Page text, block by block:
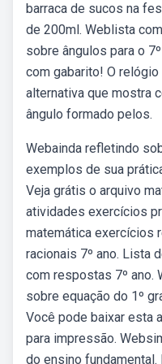
barraca de sucos na
de 200ml. Weblista
sobre ângulos para o
com gabarito! O
alternativa que mostra
ângulo formado pelos.
Webainda refletindo
exemplos de sua
Veja grátis o arquivo
atividades exercícios
matemática exercícios
racionais 7º ano. Lista
com respostas 7º ano.
sobre equação do 1º
Você pode baixar esta
para impressão.
do ensino